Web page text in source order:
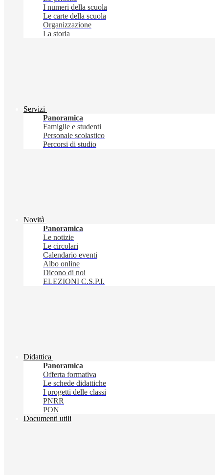
I numeri della scuola
Le carte della scuola
Organizzazione
La storia
Servizi
Panoramica
Famiglie e studenti
Personale scolastico
Percorsi di studio
Novità
Panoramica
Le notizie
Le circolari
Calendario eventi
Albo online
Dicono di noi
ELEZIONI C.S.P.I.
Didattica
Panoramica
Offerta formativa
Le schede didattiche
I progetti delle classi
PNRR
PON
Documenti utili